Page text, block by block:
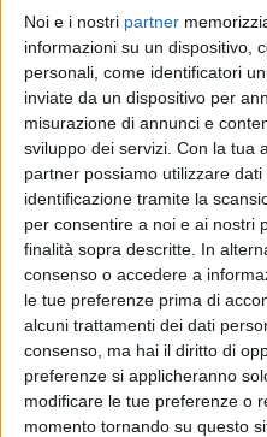
Noi e i nostri partner
informazioni su un dispositivo,
personali, come identificatori
inviate da un dispositivo per
misurazione di annunci e
sviluppo dei servizi. Con la tua
partner possiamo utilizzare
identificazione tramite la
per consentire a noi e ai nostri
finalità sopra descritte. In
consenso o accedere a
le tue preferenze prima di
alcuni trattamenti dei dati
consenso, ma hai il diritto di
preferenze si applicheranno
modificare le tue preferenze o
momento tornando su questo
“SIAMO TORNATI” 10 feb 2023
Kekko Silvestre dei
aver compreso il suo
Il frontman garantisce ai
"più musica possibile”
diMara Bizzoco